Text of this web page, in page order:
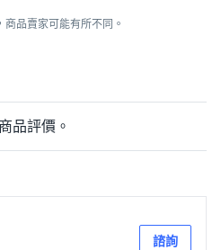
熄火關機
螢幕
30fps / 1280*720P 30fps /
品賣家可能有所不同。
品評價。
諮詢